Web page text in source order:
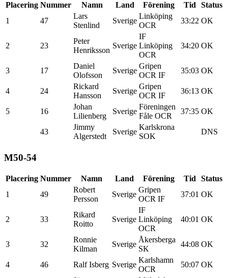
Placering Nummer Namn Land Förening Tid
Status
1
47
Lars
Stenlind
Sverige
Linköping
OCR
33:22 OK
2 23
Peter
Henriksson
Sverige
IF
Linköping
OCR
34:20 OK
3 17
Daniel
Olofsson
Sverige
Gripen
OCR IF
35:03 OK
4 24
Rickard
Hansson
Sverige
Gripen
OCR IF
36:13 OK
5 16
Johan
Lilienberg
Sverige
Föreningen
Fåle OCR
37:35 OK
43
Jimmy
Algerstedt
Sverige
Karlskrona
SOK
DNS
M50-54
Placering Nummer Namn Land Förening Tid
Status
1
49
Robert
Persson
Sverige
Gripen
OCR IF
37:01 OK
2 33
Rikard
Roitto
Sverige
IF
Linköping
OCR
40:01 OK
3 32
Ronnie
Kilman
Sverige
Åkersberga
SK
44:08 OK
4 46 Ralf Isberg Sverige
Karlshamn
OCR
50:07 OK